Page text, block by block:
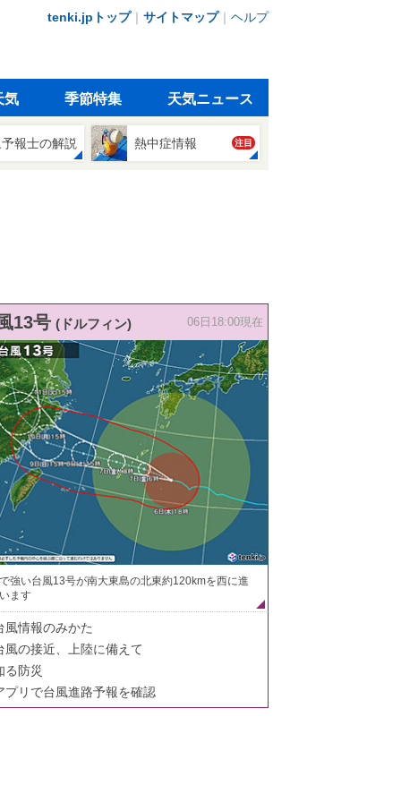
tenki.jpトップ｜ サイトマップ｜ ヘルプ
気 季節特集 天気ニュース
報士の解説 熱中症情報 注目
13号 (ドルフィン) 06日18:00現在
強い台風13号が南大東島の北東約120kmを西に進
ます
風情報のみかた
風の接近、上陸に備えて
る防災
プリで台風進路予報を確認